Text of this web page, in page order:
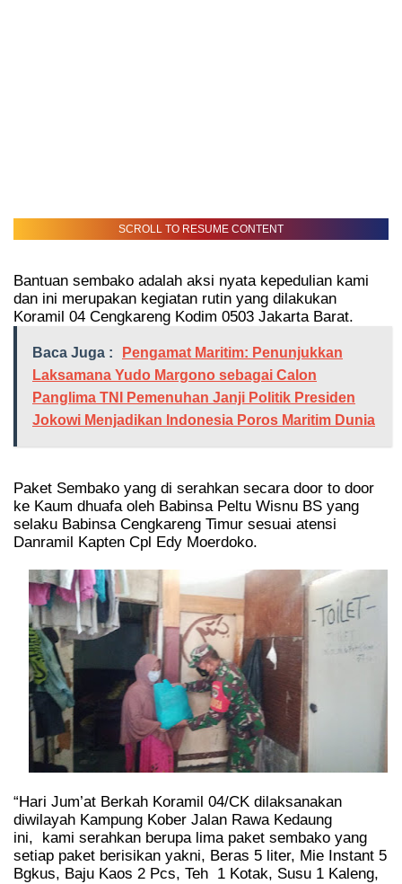
SCROLL TO RESUME CONTENT
Bantuan sembako adalah aksi nyata kepedulian kami
dan ini merupakan kegiatan rutin yang dilakukan
Koramil 04 Cengkareng Kodim 0503 Jakarta Barat.
Baca Juga :
Pengamat Maritim: Penunjukkan
Laksamana Yudo Margono sebagai Calon
Panglima TNI Pemenuhan Janji Politik Presiden
Jokowi Menjadikan Indonesia Poros Maritim Dunia
Paket Sembako yang di serahkan secara door to door
ke Kaum dhuafa oleh Babinsa Peltu Wisnu BS yang
selaku Babinsa Cengkareng Timur sesuai atensi
Danramil Kapten Cpl Edy Moerdoko.
“Hari Jum’at Berkah Koramil 04/CK dilaksanakan
diwilayah Kampung Kober Jalan Rawa Kedaung
ini,
kami serahkan berupa lima paket sembako yang
setiap paket berisikan yakni, Beras 5 liter, Mie Instant 5
Bgkus, Baju Kaos 2 Pcs, Teh 1 Kotak, Susu 1 Kaleng,